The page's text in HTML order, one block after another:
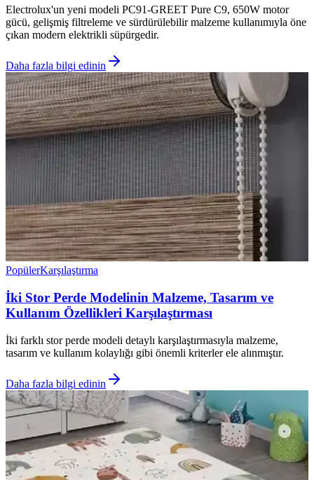
Electrolux'un yeni modeli PC91-GREET Pure C9, 650W motor
gücü, gelişmiş filtreleme ve sürdürülebilir malzeme kullanımıyla öne
çıkan modern elektrikli süpürgedir.
Daha fazla bilgi edinin
PopülerKarşılaştırma
İki Stor Perde Modelinin Malzeme, Tasarım ve
Kullanım Özellikleri Karşılaştırması
İki farklı stor perde modeli detaylı karşılaştırmasıyla malzeme,
tasarım ve kullanım kolaylığı gibi önemli kriterler ele alınmıştır.
Daha fazla bilgi edinin